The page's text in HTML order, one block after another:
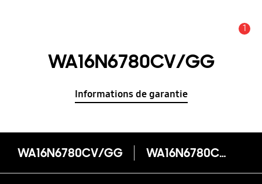
1
WA16N6780CV/GG
Informations de garantie
WA16N6780CV/GG WA16N6780CV/GG